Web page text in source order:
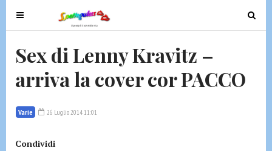
T
o
g
e
a
i
T
o
Sex di Lenny Kravitz –
arriva la cover cor PACCO
Varie 26 Luglio 2014 11:01
Condividi